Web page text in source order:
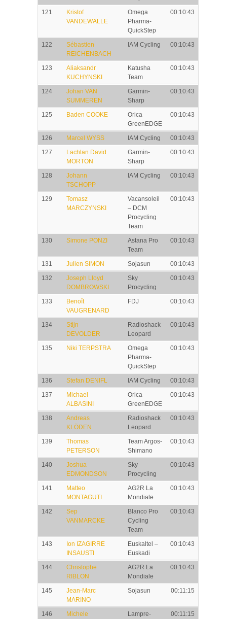
121
Kristof
VANDEWALLE
Omega
Pharma-
QuickStep
00:10:43
122
Sébastien
REICHENBACH
IAM Cycling 00:10:43
123
Aliaksandr
KUCHYNSKI
Katusha
Team
00:10:43
124
Johan VAN
SUMMEREN
Garmin-
Sharp
00:10:43
125 Baden COOKE
Orica
GreenEDGE
00:10:43
126 Marcel WYSS IAM Cycling
00:10:43
127
Lachlan David
MORTON
Garmin-
Sharp
00:10:43
128
Johann
TSCHOPP
IAM Cycling 00:10:43
129
Tomasz
MARCZYNSKI
Vacansoleil
– DCM
Procycling
Team
00:10:43
130 Simone PONZI
Astana Pro
Team
00:10:43
131 Julien SIMON Sojasun
00:10:43
132
Joseph Lloyd
DOMBROWSKI
Sky
Procycling
00:10:43
133
Benoît
VAUGRENARD
FDJ 00:10:43
134
Stijn
DEVOLDER
Radioshack
Leopard
00:10:43
135 Niki TERPSTRA
Omega
Pharma-
QuickStep
00:10:43
136 Stefan DENIFL IAM Cycling
00:10:43
137
Michael
ALBASINI
Orica
GreenEDGE
00:10:43
138
Andreas
KLÖDEN
Radioshack
Leopard
00:10:43
139
Thomas
PETERSON
Team Argos-
Shimano
00:10:43
140
Joshua
EDMONDSON
Sky
Procycling
00:10:43
141
Matteo
MONTAGUTI
AG2R La
Mondiale
00:10:43
142
Sep
VANMARCKE
Blanco Pro
Cycling
Team
00:10:43
143
Ion IZAGIRRE
INSAUSTI
Euskaltel –
Euskadi
00:10:43
144
Christophe
RIBLON
AG2R La
Mondiale
00:10:43
145
Jean-Marc
MARINO
Sojasun 00:11:15
146
Michele
Lampre-
00:11:15